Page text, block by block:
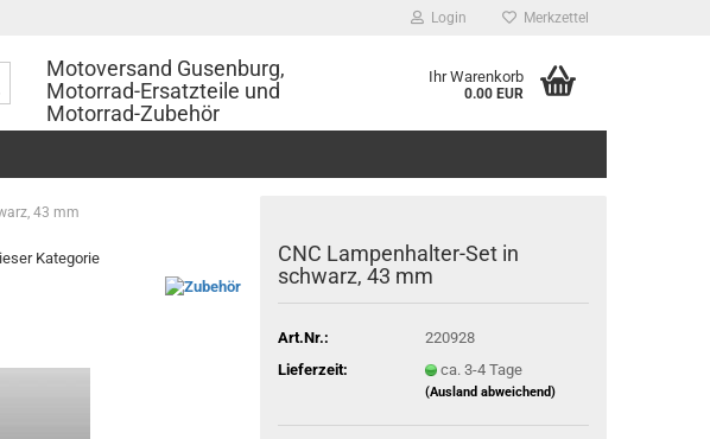
Login Merkzettel
Suche...Motoversand Gusenburg,
Motorrad-Ersatzteile und
Motorrad-Zubehör
Ihr Warenkorb
0.00 EUR
43 mm
Kategorie
CNC Lampenhalter-Set in
schwarz, 43 mm
Art.Nr.:
220928
Lieferzeit:
ca. 3-4 Tage
(Ausland abweichend)